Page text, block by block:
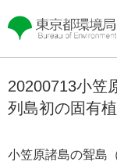
20200713小笠
列島初の固有
小笠原諸島の聟島